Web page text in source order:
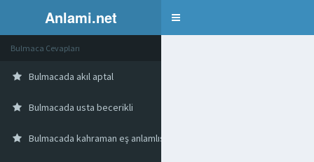
Anlami.net Bulmaca
Bulmaca Cevapları
Bulmacada akıl aptal
Bulmacada usta becerikli
Bulmacada kahraman eş anlamlısı